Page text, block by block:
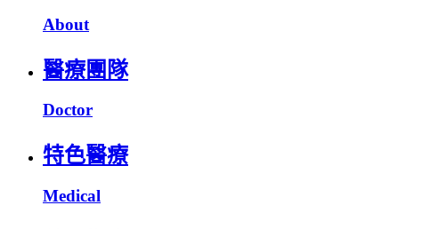
About
醫療團隊
Doctor
特色醫療
Medical